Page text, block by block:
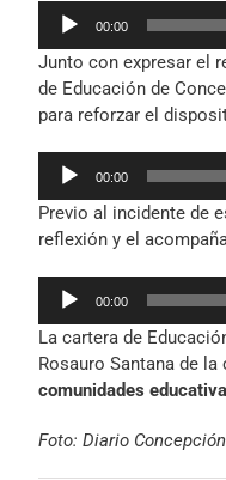
Reproductor
audio
00:00
Junto con expresar el
de Educación de
para reforzar el
Reproductor
audio
00:00
Previo al incidente de
reflexión y el
Reproductor
audio
00:00
La cartera de
Rosauro Santana de la
comunidades
Foto: Diario